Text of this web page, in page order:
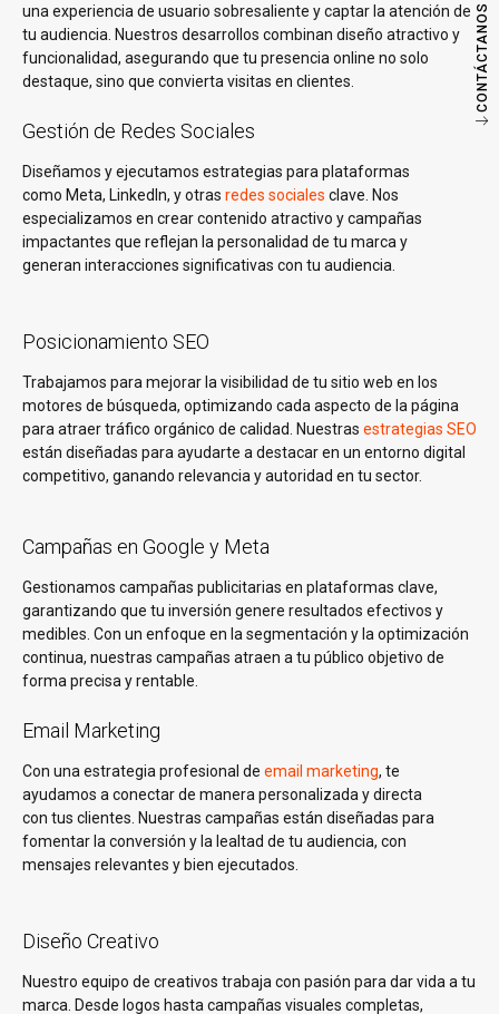
CONTÁCTANOS
una experiencia de usuario sobresaliente y captar la atención de
tu audiencia. Nuestros desarrollos combinan diseño atractivo y
funcionalidad, asegurando que tu presencia online no solo
destaque, sino que convierta visitas en clientes.
Gestión de Redes Sociales
Diseñamos y ejecutamos estrategias para plataformas
como Meta, LinkedIn, y otras redes sociales clave. Nos
especializamos en crear contenido atractivo y campañas
impactantes que reflejan la personalidad de tu marca y
generan interacciones significativas con tu audiencia.
Posicionamiento SEO
Trabajamos para mejorar la visibilidad de tu sitio web en los
motores de búsqueda, optimizando cada aspecto de la página
para atraer tráfico orgánico de calidad. Nuestras estrategias SEO
están diseñadas para ayudarte a destacar en un entorno digital
competitivo, ganando relevancia y autoridad en tu sector.
Campañas en Google y Meta
Gestionamos campañas publicitarias en plataformas clave,
garantizando que tu inversión genere resultados efectivos y
medibles. Con un enfoque en la segmentación y la optimización
continua, nuestras campañas atraen a tu público objetivo de
forma precisa y rentable.
Email Marketing
Con una estrategia profesional de email marketing, te
ayudamos a conectar de manera personalizada y directa
con tus clientes. Nuestras campañas están diseñadas para
fomentar la conversión y la lealtad de tu audiencia, con
mensajes relevantes y bien ejecutados.
Diseño Creativo
Nuestro equipo de creativos trabaja con pasión para dar vida a tu
marca. Desde logos hasta campañas visuales completas,